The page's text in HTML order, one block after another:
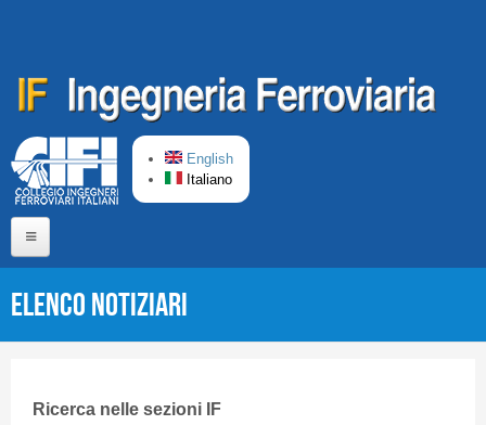
English
Italiano
CIFI in breve
Elenco Notiziari
Ricerca nelle sezioni IF